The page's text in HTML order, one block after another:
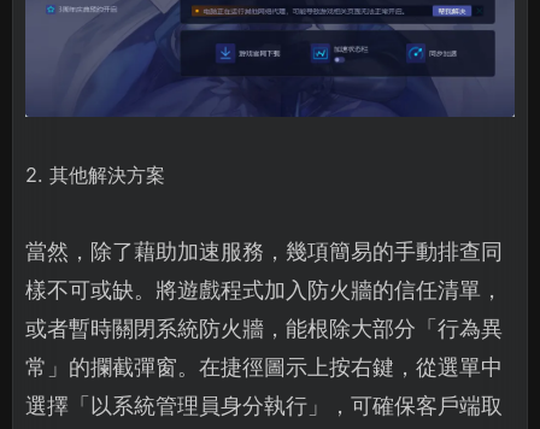
2. 其他解決方案
當然，除了藉助加速服務，幾項簡易的手動排查同
樣不可或缺。將遊戲程式加入防火牆的信任清單，
或者暫時關閉系統防火牆，能根除大部分「行為異
常」的攔截彈窗。在捷徑圖示上按右鍵，從選單中
選擇「以系統管理員身分執行」，可確保客戶端取